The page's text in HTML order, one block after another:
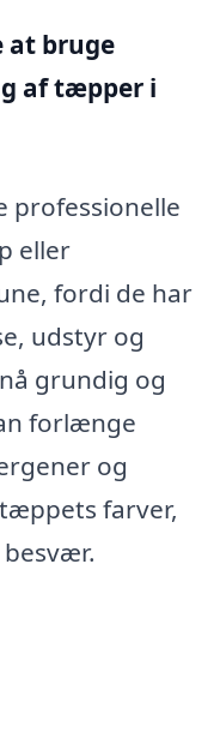
at bruge
af tæpper i
professionelle
eller
fordi de har
udstyr og
grundig og
forlænge
og
farver,